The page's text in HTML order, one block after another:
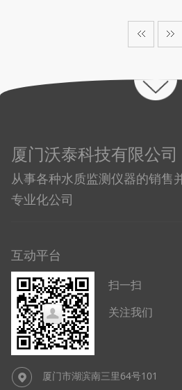
厦门沃泰科技有限公司
从事各种水质监测仪器的销售
专业化公司
互动平台
扫一扫
关注我们
厦门市湖滨南三里64号101